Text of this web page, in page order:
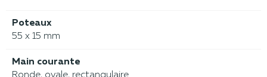
Poteaux
55 x 15 mm
Main courante